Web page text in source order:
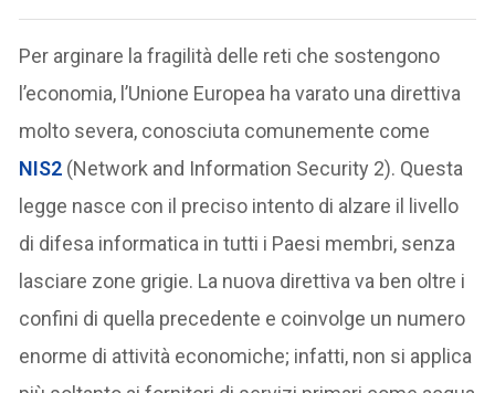
Per arginare la fragilità delle reti che sostengono
l’economia, l’Unione Europea ha varato una direttiva
molto severa, conosciuta comunemente come
NIS2 (Network and Information Security 2). Questa
legge nasce con il preciso intento di alzare il livello
di difesa informatica in tutti i Paesi membri, senza
lasciare zone grigie. La nuova direttiva va ben oltre i
confini di quella precedente e coinvolge un numero
enorme di attività economiche; infatti, non si applica